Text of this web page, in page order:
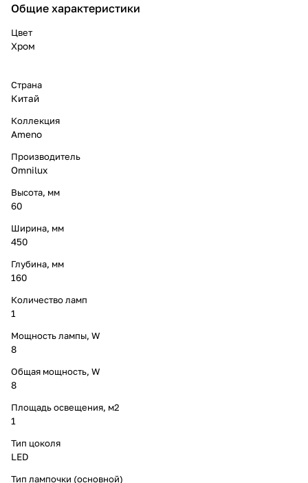
Общие характеристики
Цвет
Хром
Страна
Китай
Коллекция
Ameno
Производитель
Omnilux
Высота, мм
60
Ширина, мм
450
Глубина, мм
160
Количество ламп
1
Мощность лампы, W
8
Общая мощность, W
8
Площадь освещения, м2
1
Тип цоколя
LED
Тип лампочки (основной)